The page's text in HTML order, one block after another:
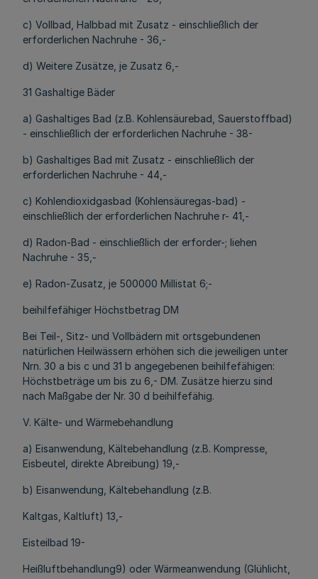
c) Vollbad, Halbbad mit Zusatz - einschließlich der
erforderlichen Nachruhe - 36,-
d) Weitere Zusätze, je Zusatz 6,-
31 Gashaltige Bäder
a) Gashaltiges Bad (z.B. Kohlensäurebad, Sauerstoffbad)
- einschließlich der erforderlichen Nachruhe - 38-
b) Gashaltiges Bad mit Zusatz - einschließlich der
erforderlichen Nachruhe - 44,-
c) Kohlendioxidgasbad (Kohlensäuregas-bad) -
einschließlich der erforderlichen Nachruhe r- 41,-
d) Radon-Bad - einschließlich der erforder-; liehen
Nachruhe - 35,-
e) Radon-Zusatz, je 500000 Millistat 6;-
beihilfefähiger Höchstbetrag DM
Bei Teil-, Sitz- und Vollbädern mit ortsgebundenen
natürlichen Heilwässern erhöhen sich die jeweiligen unter
Nrn. 30 a bis c und 31 b angegebenen beihilfefähigen:
Höchstbeträge um bis zu 6,- DM. Zusätze hierzu sind
nach Maßgabe der Nr. 30 d beihilfefähig.
V. Kälte- und Wärmebehandlung
a) Eisanwendung, Kältebehandlung (z.B. Kompresse,
Eisbeutel, direkte Abreibung) 19,-
b) Eisanwendung, Kältebehandlung (z.B.
Kaltgas, Kaltluft) 13,-
Eisteilbad 19-
Heißluftbehandlung9) oder Wärmeanwendung (Glühlicht,